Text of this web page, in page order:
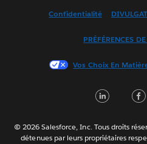
Français
한국
ไทย
Confidentialité
PRÉFÉRENCES
Vos Choix En
© 2026 Salesforce, Inc. Tous droits
détenues par leurs propriétaires